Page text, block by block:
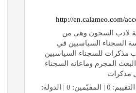
http://en.calameo.com/
لادب السجون وهي من
السجناء السياسيين في
مذكرات للسجناء السياسيين
المجرم وماعانه السجناء
مذكرات